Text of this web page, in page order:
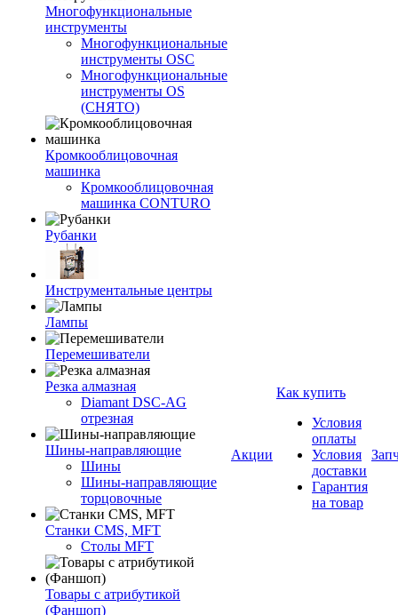
Многофункциональные
инструменты
Многофункциональные
инструменты OSC
Многофункциональные
инструменты OS
(СНЯТО)
Кромкооблицовочная
машинка
Кромкооблицовочная
машинка CONTURO
Рубанки
Инструментальные центры
Лампы
Перемешиватели
Резка алмазная
Diamant DSC-AG
отрезная
Шины-направляющие
Шины
Шины-направляющие
торцовочные
Станки CMS, MFT
Столы MFT
Товары с атрибутикой
(Фаншоп)
Акции
Как купить
Условия
оплаты
Условия
доставки
Гарантия
на товар